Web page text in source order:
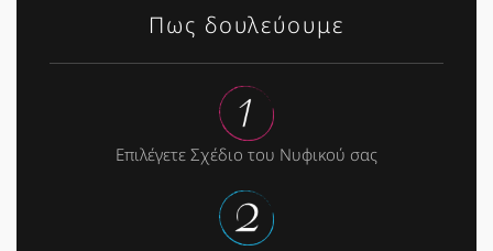
Πως δουλεύουμε
Επιλέγετε Σχέδιο του Νυφικού σας